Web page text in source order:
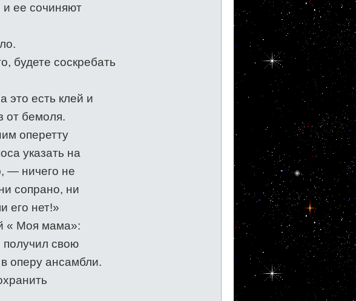
и ее сочиняют
будете соскребать
это есть клей и
от бемоля.
оперетту
указать на
— ничего не
сопрано, ни
его нет!»
« Моя мама»:
получил свою
оперу ансамбли.